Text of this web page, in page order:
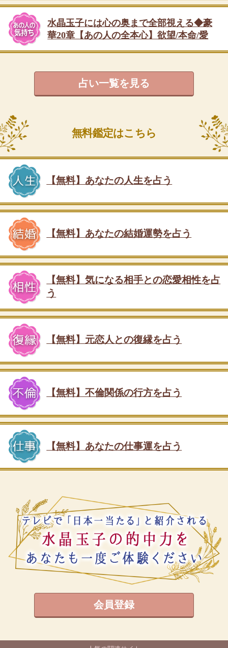
水晶玉子には心の奥まで全部視える◆豪
華20章【あの人の全本心】欲望/本命/愛
占い一覧を見る
無料鑑定はこちら
【無料】あなたの人生を占う
【無料】あなたの結婚運勢を占う
【無料】気になる相手との恋愛相性を占
う
【無料】元恋人との復縁を占う
【無料】不倫関係の行方を占う
【無料】あなたの仕事運を占う
会員登録